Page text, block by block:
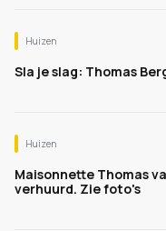
Huizen
Sla je slag: Thomas
Huizen
Maisonnette Thomas
verhuurd. Zie foto's